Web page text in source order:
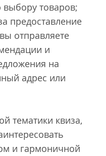
товаров;
предоставление
отправляете
и
на
адрес или
тематики квиза,
и гармоничной